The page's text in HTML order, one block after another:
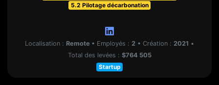
5.2 Pilotage décarbonation
Localisation : Remote • Employés : 2 • Création : 2021 •
Total des levées : $764 505
Startup